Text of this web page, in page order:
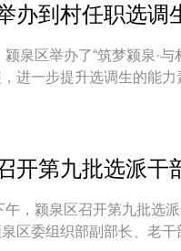
办到村任职选调
颍泉区举办了“筑梦颍泉·
进一步提升选调生的能力
开第九批选派干
午，颍泉区召开第九批选
区委组织部副部长、老干